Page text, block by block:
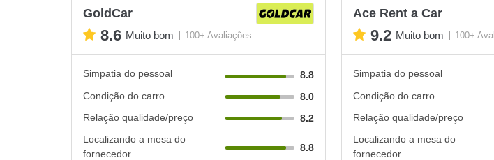
GoldCar
8.6 Muito bom 100+ Avaliações
Simpatia do pessoal
8.8
Condição do carro
8.0
Relação qualidade/preço
8.2
Localizando a mesa do
fornecedor
8.8
Ace Rent a Car
9.2 Muito bom 100+
Simpatia do pessoal
Condição do carro
Relação qualidade/preço
Localizando a mesa do
fornecedor